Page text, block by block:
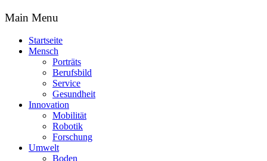
Main Menu
Startseite
Mensch
Porträts
Berufsbild
Service
Gesundheit
Innovation
Mobilität
Robotik
Forschung
Umwelt
Boden